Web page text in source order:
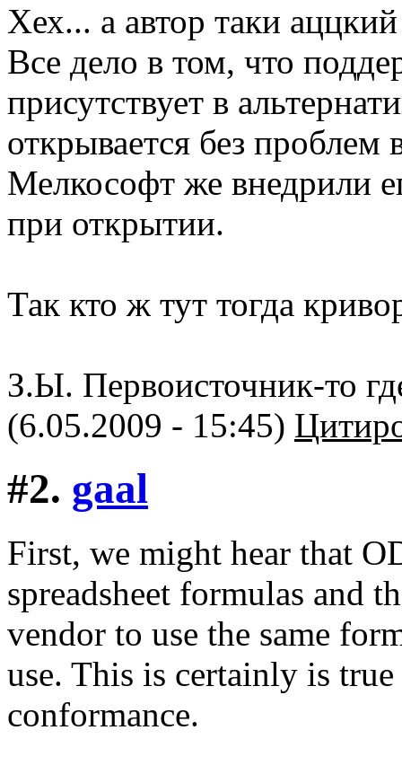
Хех... а автор таки
Все дело в том, что
присутствует в
открывается без проблем
Мелкософт же внедрили
при открытии.
Так кто ж тут тогда
З.Ы. Первоисточник-то
(6.05.2009 - 15:45)
#2. gaal
First, we might hear that
spreadsheet formulas and
vendor to use the same
use. This is certainly is
conformance.